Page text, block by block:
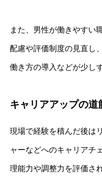
また、男性が働きやすい
配慮や評価制度の見直し
働き方の導入などが少し
キャリアアップの道
現場で経験を積んだ後は
ャーなどへのキャリアチ
理能力や調整力を評価さ